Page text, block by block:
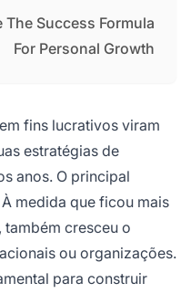
Success Formula
For Personal Growth
fins lucrativos viram
estratégias de
anos. O principal
medida que ficou mais
cresceu o
ou organizações.
para construir